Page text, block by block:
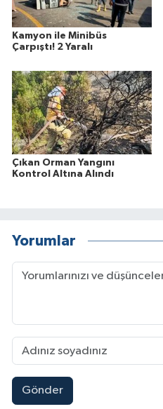
Kamyon ile Minibüs
Çarpıştı! 2 Yaralı
Çıkan Orman Yangını
Kontrol Altına Alındı
Yorumlar
Gönder